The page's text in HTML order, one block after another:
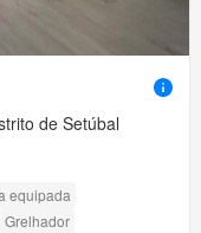
de Setúbal
equipada
Grelhador